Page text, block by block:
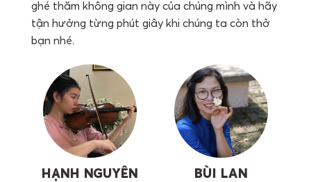
ghé thăm không gian này của chúng mình và hãy
tận hưởng từng phút giây khi chúng ta còn thở
bạn nhé.
HẠNH NGUYÊN BÙI LAN